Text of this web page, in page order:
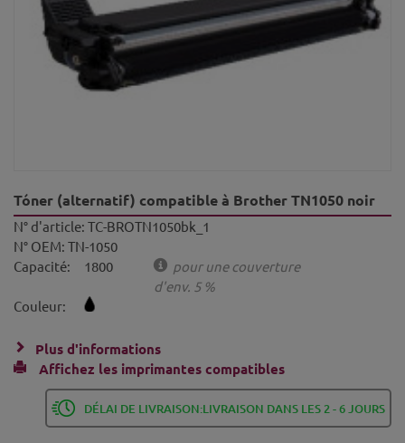
Tóner (alternatif) compatible à Brother TN1050 noir
N° d'article: TC-BROTN1050bk_1
N° OEM: TN-1050
Capacité:
1800
pour une couverture
d'env. 5 %
Couleur:
Plus d'informations
Affichez les imprimantes compatibles
DÉLAI DE LIVRAISON:LIVRAISON DANS LES 2 - 6 JOURS